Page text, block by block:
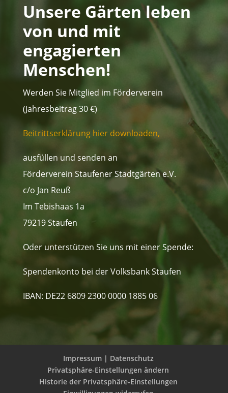
Unsere Gärten leben
von und mit
engagierten
Menschen!
Werden Sie Mitglied im Förderverein
(Jahresbeitrag 30 €)
Beitrittserklärung hier downloaden,
ausfüllen und senden an
Förderverein Staufener Stadtgärten e.V.
c/o Jan Reuß
Im Tebishaas 1a
79219 Staufen
Oder unterstützen Sie uns mit einer Spende:
Spendenkonto bei der Volksbank Staufen
IBAN: DE22 6809 2300 0000 1885 06
Impressum | Datenschutz
Privatsphäre-Einstellungen ändern
Historie der Privatsphäre-Einstellungen